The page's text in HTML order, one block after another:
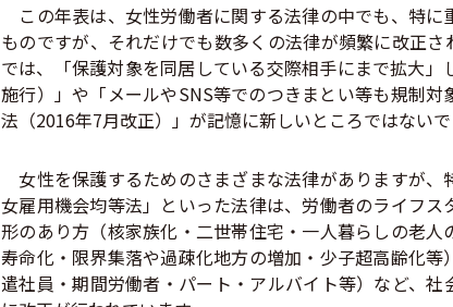
この年表は、女性労働者に関する法律の中でも、特に
ものですが、それだけでも数多くの法律が頻繁に改正
では、「保護対象を同居している交際相手にまで拡大」
施行）」や「メールやSNS等でのつきまとい等も規制
法（2016年7月改正）」が記憶に新しいところではないで
女性を保護するためのさまざまな法律がありますが、
女雇用機会均等法」といった法律は、労働者のライフ
形のあり方（核家族化・二世帯住宅・一人暮らしの老
寿命化・限界集落や過疎化地方の増加・少子超高齢化
遣社員・期間労働者・パート・アルバイト等）など、